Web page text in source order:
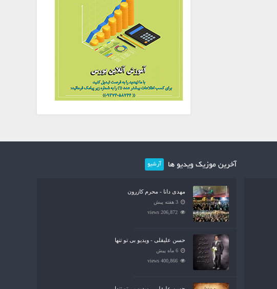
آخرین موزیک ویدیو ها آرشیو
مهدی دانا - محرم کازرون
3 هفته پیش
206,872 views
حسن علیقلی - ویدیو بی تو تنها
6 ماه پیش
400,866 views